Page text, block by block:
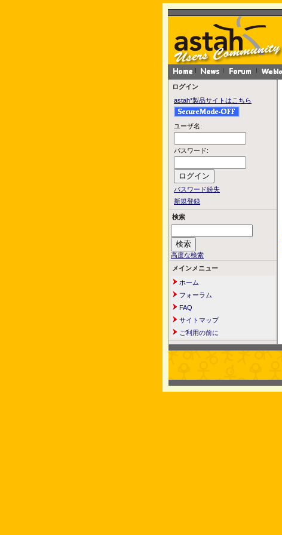
ログイン
astah*製品サイトはこちら
ユーザ名:
パスワード:
パスワード紛失
新規登録
検索
高度な検索
メインメニュー
ホーム
フォーラム
FAQ
サイトマップ
ご利用の前に